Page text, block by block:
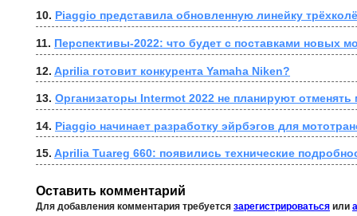
10. Piaggio представила обновленную линейку
11. Перспективы-2022: что будет с поставками новых
12. Aprilia готовит конкурента Yamaha Niken?
13. Организаторы Intermot 2022 не планируют отменять
14. Piaggio начинает разработку эйрбэгов для
15. Aprilia Tuareg 660: появились технические
Оставить комментарий
Для добавления комментария требуется зарегистрироваться или